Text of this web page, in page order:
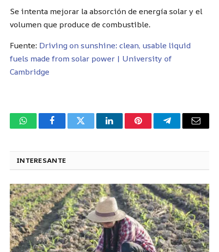
Se intenta mejorar la absorción de energía solar y el
volumen que produce de combustible.
Fuente: Driving on sunshine: clean, usable liquid
fuels made from solar power | University of
Cambridge
WhatsAppFacebookTwitter LinkedInPinterestTelegram
INTERESANTE